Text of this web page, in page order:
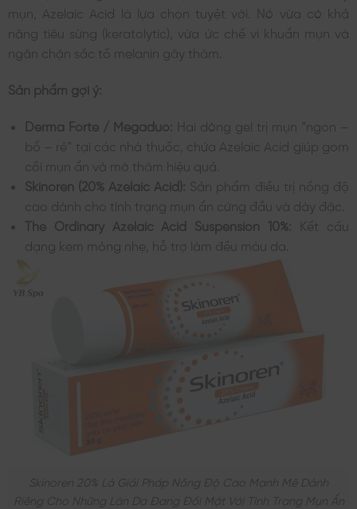
mụn, Azelaic Acid là lựa chọn tuyệt vời. Nó vừa có khả
năng tiêu sừng (keratolytic), vừa ức chế vi khuẩn mụn và
ngăn chặn sắc tố melanin gây thâm.
Sản phẩm gợi ý:
Derma Forte / Megaduo: Hai dòng gel trị mụn “ngon –
bổ – rẻ” tại các nhà thuốc, chứa Azelaic Acid giúp gom
cồi mụn ẩn và mờ thâm hiệu quả.
Skinoren (20% Azelaic Acid): Sản phẩm điều trị nồng độ
cao dành cho tình trạng mụn ẩn cứng đầu và dày đặc.
The Ordinary Azelaic Acid Suspension 10%:
Kết cấu
dạng kem mỏng nhẹ, hỗ trợ làm đều màu da.
Skinoren 20% Là Giải Pháp Nồng Độ Cao Mạnh Mẽ Dành
Riêng Cho Những Làn Da Đang Đối Mặt Với Tình Trạng Mụn Ẩn